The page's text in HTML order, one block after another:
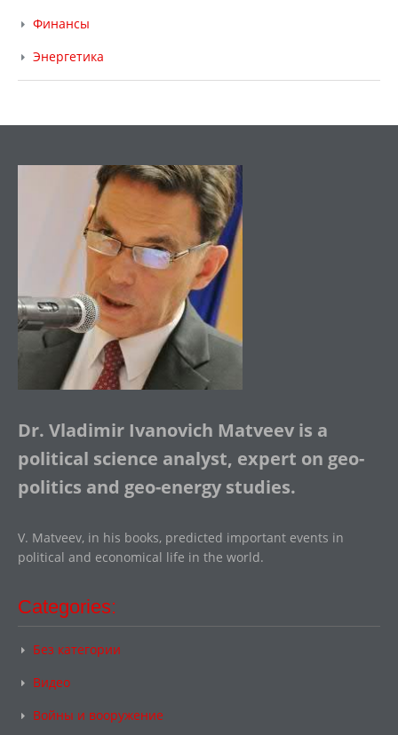
Финансы
Энергетика
Dr. Vladimir Ivanovich Matveev is a
political science analyst, expert on geo-
politics and geo-energy studies.
V. Matveev, in his books, predicted important events in
political and economical life in the world.
Categories:
Без категории
Видео
Войны и вооружение